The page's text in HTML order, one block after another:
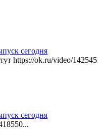
сегодня
https://ok.ru/video/
сегодня